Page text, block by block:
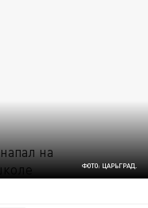
ФОТО: ЦАРЬГРАД.